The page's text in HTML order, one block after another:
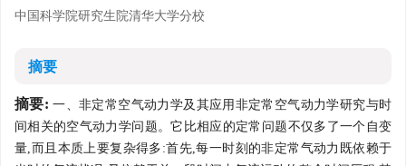
中国科学院研究生院清华大学分校
摘要
摘要: 一、非定常空气动力学及其应用非定常空气动力学研究与时
间相关的空气动力学问题。它比相应的定常问题不仅多了一个自变
量,而且本质上要复杂得多:首先,每一时刻的非定常气动力既依赖于